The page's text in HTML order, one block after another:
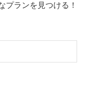
プランを見つける！